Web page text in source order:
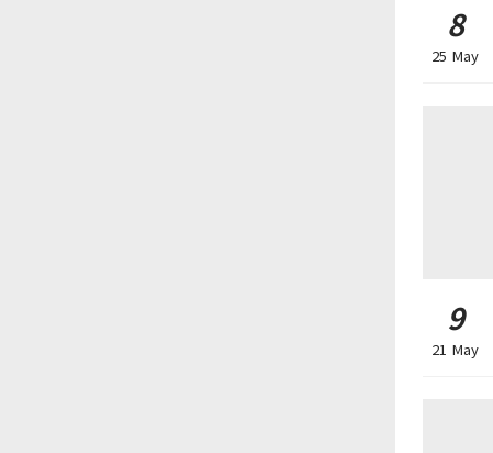
8
25 May
9
21 May